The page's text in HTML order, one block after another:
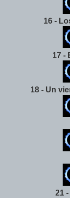
16 -
17 -
18 - Un
21